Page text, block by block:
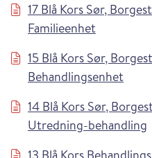
17 Blå Kors Sør,
Familieenhet
15 Blå Kors Sør,
Behandlingsenhet
14 Blå Kors Sør,
Utredning-behandling